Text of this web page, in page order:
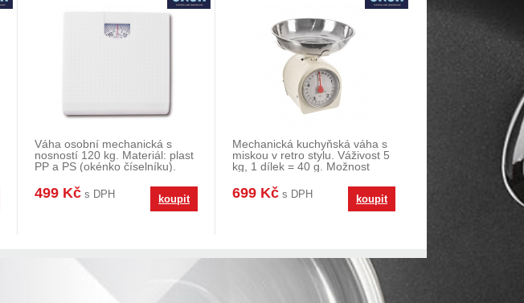
Váha osobní mechanická s
nosností 120 kg. Materiál: plast
PP a PS (okénko číselníku).
499 Kč s DPH koupit
Mechanická kuchyňská váha s
miskou v retro stylu. Váživost 5
kg, 1 dílek = 40 g. Možnost
699 Kč s DPH koupit